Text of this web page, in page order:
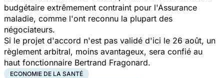
budgétaire extrêmement contraint pour l'Assurance
maladie, comme l'ont reconnu la plupart des
négociateurs.
Si le projet d'accord n'est pas validé d'ici le 26 août, un
règlement arbitral, moins avantageux, sera confié au
haut fonctionnaire Bertrand Fragonard.
ECONOMIE DE LA SANTÉ